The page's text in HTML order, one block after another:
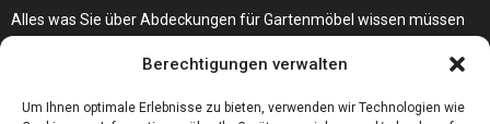
Berechtigungen verwalten
Um Ihnen optimale Erlebnisse zu bieten, verwenden wir Technologien wie
Alles was Sie über Abdeckungen für Gartenmöbel wissen müssen
Bare Metal Server?